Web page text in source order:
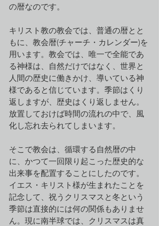
の暦なのです。
キリスト教の教会では、普通の暦とと
もに、教会暦(チャーチ・カレンダー)を
用います。教会では、唯一で全能であ
る神様は、自然だけではなく、世界と
人間の歴史に働きかけ、導いている神
様であると信じています。季節はくり
返しますが、歴史はくり返しません。
放置しておけば時間の流れの中で、風
化し忘れ去られてしまいます。
そこで教会は、循環する自然暦の中
に、かつて一回限り起こった歴史的な
出来事を配置することにしたのです。
イエス・キリスト様が生まれたことを
記念して、祝うクリスマスと冬という
季節は直接的には何の関係もありませ
ん。現に南半球では、クリスマスは真